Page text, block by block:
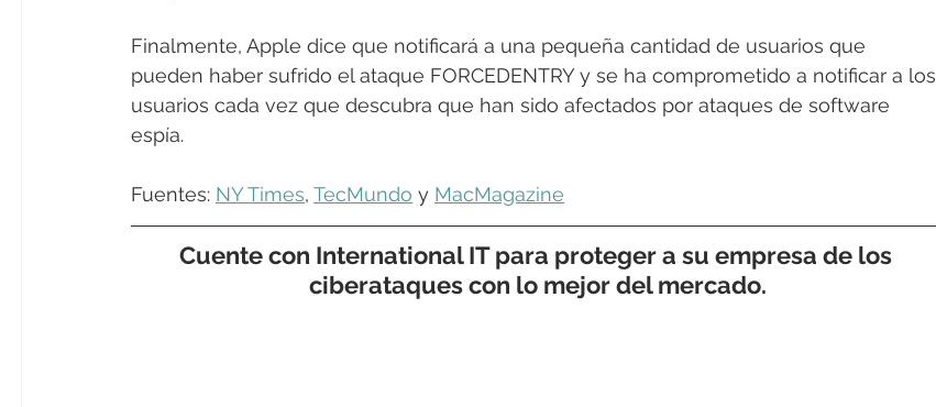
Finalmente, Apple dice que notificará a una pequeña cantidad de usuarios que
pueden haber sufrido el ataque FORCEDENTRY y se ha comprometido a notificar a los
usuarios cada vez que descubra que han sido afectados por ataques de software
espía.
Fuentes: NY Times, TecMundo y MacMagazine
Cuente con International IT para proteger a su empresa de los
ciberataques con lo mejor del mercado.